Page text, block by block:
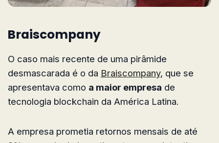
Braiscompany
O caso mais recente de uma pirâmide
desmascarada é o da Braiscompany, que se
apresentava como a maior empresa de
tecnologia blockchain da América Latina.
A empresa prometia retornos mensais de até